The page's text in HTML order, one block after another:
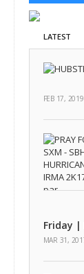
LATEST
FEB 17, 2019
Friday |
MAR 31,